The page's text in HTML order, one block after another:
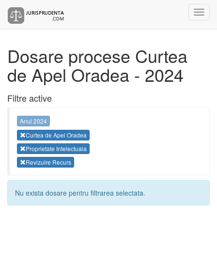
Dosare procese Curtea
de Apel Oradea - 2024
Filtre active
Anul 2024
Curtea de Apel Oradea
Proprietate Intelectuala
Revizuire Recurs
Nu exista dosare pentru filtrarea selectata.